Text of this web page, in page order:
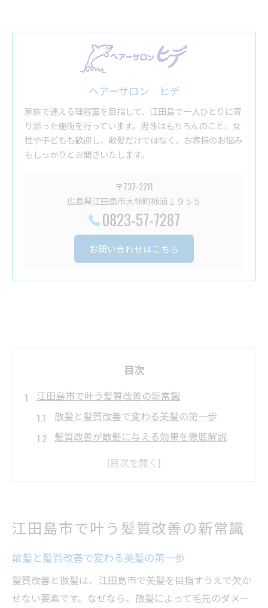
ヘアーサロン ヒデ
家族で通える理容室を目指して、江田島で一人ひとりに寄
り添った施術を行っています。男性はもちろんのこと、女
性や子どもも歓迎し、散髪だけではなく、お客様のお悩み
もしっかりとお聞きいたします。
〒737-2211
広島県江田島市大柿町柿浦１９５５
0823-57-7287
お問い合わせはこちら
目次
江田島市で叶う髪質改善の新常識
散髪と髪質改善で変わる美髪の第一歩
髪質改善が散髪に与える効果を徹底解説
散髪と髪質改善の正しい順番とポイント
髪のお悩みに寄り添う散髪体験
うねりやパサつきに効く散髪の工夫とは
髪質改善と相性の良い散髪スタイル提案
美容室選びで大切なカウンセリングの流れ
口コミで選ぶ髪質改善と散髪の実体験
江田島市で叶う髪質改善の新常識
散髪と髪質改善で変わる美髪の第一歩
髪質改善と散髪は、江田島市で美髪を目指すうえで欠か
せない要素です。なぜなら、散髪によって毛先のダメー